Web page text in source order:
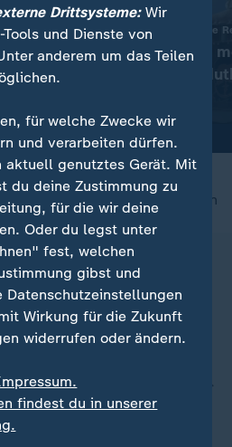
Von Iran unterstützte
Saudi-Arabien
Angriffe der
nach oben
Drittsysteme:Wir
und Dienste von
anderem um das Teilen
für welche Zwecke wir
und verarbeiten dürfen.
aktuell genutztes Gerät. Mit
du deine Zustimmung zu
für die wir deine
Oder du legst unter
fest, welchen
gibst und
Datenschutzeinstellungen
Wirkung für die Zukunft
widerrufen oder ändern.
findest du in unserer